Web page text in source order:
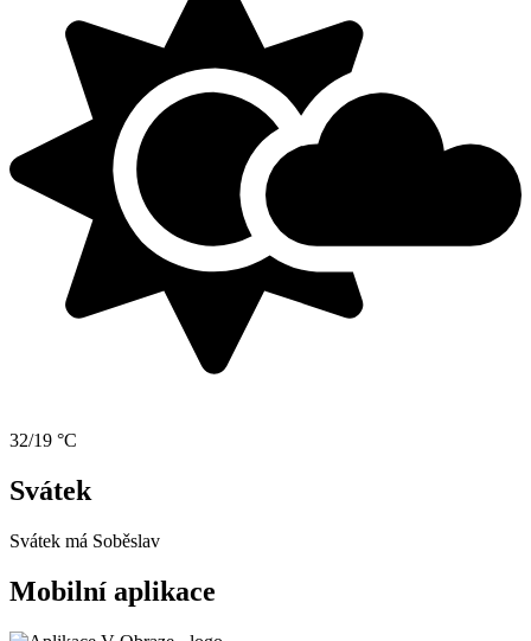
32/19 °C
Svátek
Svátek má Soběslav
Mobilní aplikace